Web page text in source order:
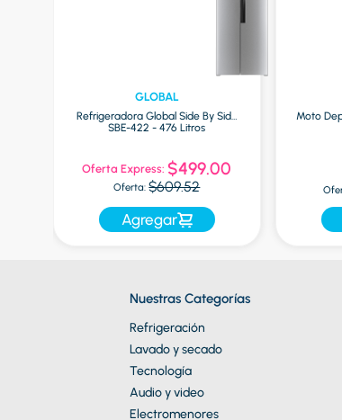
GLOBAL
Refrigeradora Global Side By Side
SBE-422 - 476 Litros
Oferta Express: $499.00
Oferta: $609.52
Agregar
Moto
Nuestras Categorías
Refrigeración
Lavado y secado
Tecnología
Audio y video
Electromenores